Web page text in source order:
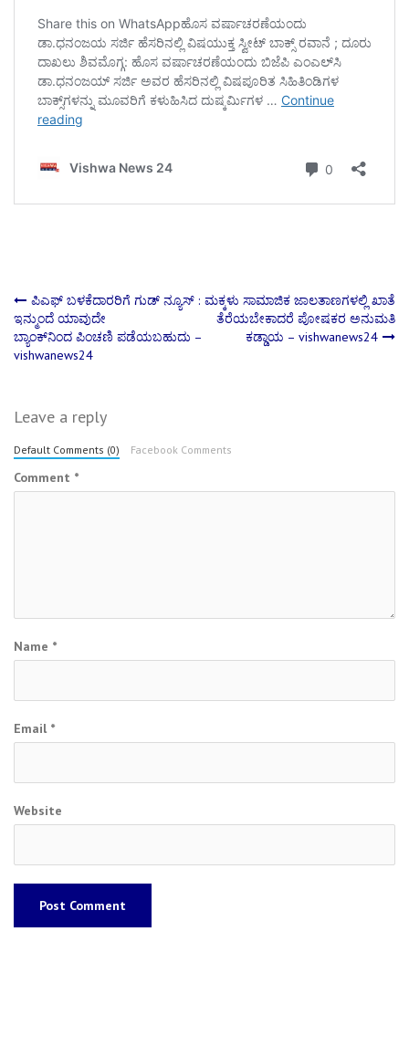
Post
navigation
ಪಿಎಫ್‌ ಬಳಕೆದಾರರಿಗೆ ಗುಡ್‌ ನ್ಯೂಸ್ :
ಇನ್ಮುಂದೆ ಯಾವುದೇ
ಬ್ಯಾಂಕ್‌ನಿಂದ ಪಿಂಚಣಿ ಪಡೆಯಬಹುದು –
vishwanews24
ಮಕ್ಕಳು ಸಾಮಾಜಿಕ ಜಾಲತಾಣಗಳಲ್ಲಿ ಖಾತೆ
ತೆರೆಯಬೇಕಾದರೆ ಪೋಷಕರ ಅನುಮತಿ
ಕಡ್ಡಾಯ – vishwanews24
Leave a reply
Default Comments (0) Facebook Comments
Comment *
Name *
Email *
Website